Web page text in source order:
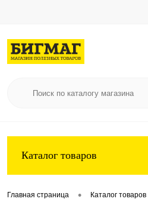
Каталог товаров
Главная страница • Каталог товаров